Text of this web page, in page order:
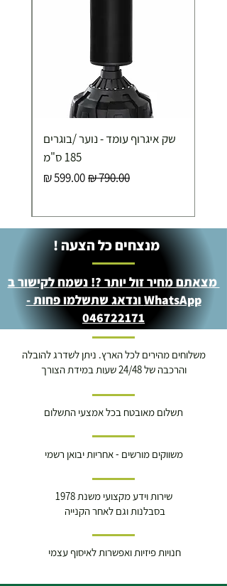
שק איגרוף עומד - נוער /בוגרים
185 ס"מ
מחיר רגילמחיר מבצע
מנצחים כל הצעה !
מצאתם מחיר זול יותר ?! נשמח לקישור ב
WhatsApp ונדאג שתשלמו פחות -
046722171
משלוחים מהירים לכל הארץ. ניתן לשדרג להובלה
והרכבה של 24/48 שעות במידת הצורך
תשלום מאובטח בכל אמצעי התשלום
משווקים מורשים - אחריות יבואן רשמי
שירות וידע מקצועי משנת 1978
בסבלנות וגם לאחר הקנייה
חנויות פיזיות ואפשרות לאיסוף עצמי